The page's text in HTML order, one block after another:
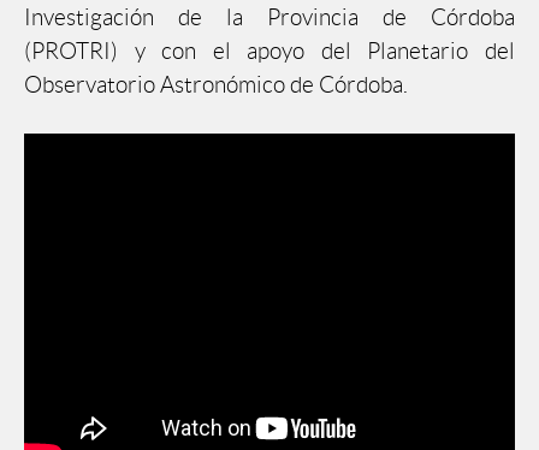
Investigación de la Provincia de Córdoba
(PROTRI) y con el apoyo del Planetario del
Observatorio Astronómico de Córdoba.